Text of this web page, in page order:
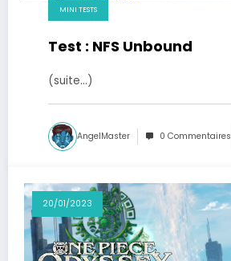
MINI TESTS
Test : NFS Unbound
(suite…)
AngelMaster 0 Commentaires
20/01/2023